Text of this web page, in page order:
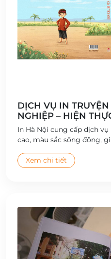
DỊCH VỤ IN
NGHIỆP – HIỆN
SÁNG TẠO
In Hà Nội cung cấp dịch
cao, màu sắc sống động,
Xem chi tiết